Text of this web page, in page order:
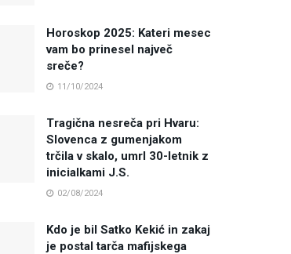
Horoskop 2025: Kateri mesec
vam bo prinesel največ
sreče?
11/10/2024
Tragična nesreča pri Hvaru:
Slovenca z gumenjakom
trčila v skalo, umrl 30-letnik z
inicialkami J.S.
02/08/2024
Kdo je bil Satko Kekić in zakaj
je postal tarča mafijskega